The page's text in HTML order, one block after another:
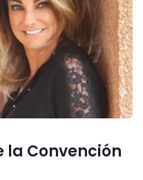
la Convención